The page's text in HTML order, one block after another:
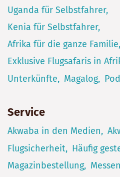
Uganda für Selbstfahrer
Kenia für Selbstfahrer
Afrika für die ganze Familie
Exklusive Flugsafaris in
Unterkünfte
Magalog
Service
Akwaba in den Medien
Flugsicherheit
Häufig
Magazinbestellung